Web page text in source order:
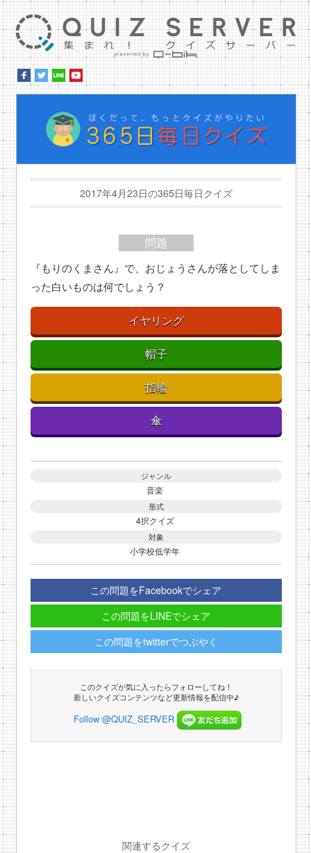
2017年4月23日の365日毎日クイズ
問題
『もりのくまさん』で、おじょうさんが落としてしま
った白いものは何でしょう？
イヤリング
帽子
指輪
傘
ジャンル
音楽
形式
4択クイズ
対象
小学校低学年
この問題をFacebookでシェア
この問題をLINEでシェア
この問題をtwitterでつぶやく
このクイズが気に入ったらフォローしてね！
新しいクイズコンテンツなど更新情報を配信中♪
Follow @QUIZ_SERVER
関連するクイズ